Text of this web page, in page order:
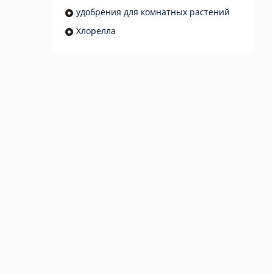
удобрения для комнатных растений
Хлорелла